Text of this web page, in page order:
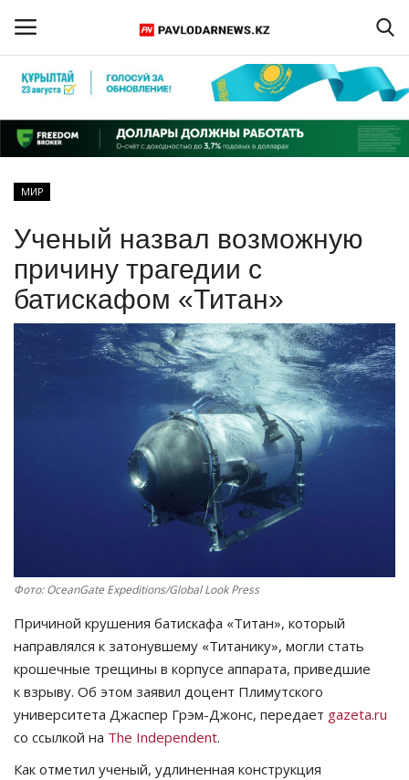
Регистрация
Главная
КАЗАХСТАН
МИР
OFFICIAL
Курултай
Язык
Қазақша Русский
МИР
Ученый назвал возможную
причину трагедии с
батискафом «Титан»
Фото: OceanGate Expeditions/Global Look Press
Причиной крушения батискафа «Титан», который
направлялся к затонувшему «Титанику», могли стать
крошечные трещины в корпусе аппарата, приведшие
к взрыву. Об этом заявил доцент Плимутского
университета Джаспер Грэм-Джонс, передает gazeta.ru
со ссылкой на The Independent.
Как отметил ученый, удлиненная конструкция